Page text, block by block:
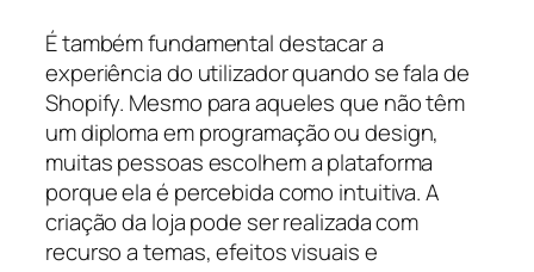
É também fundamental destacar a
experiência do utilizador quando se fala de
Shopify. Mesmo para aqueles que não têm
um diploma em programação ou design,
muitas pessoas escolhem a plataforma
porque ela é percebida como intuitiva. A
criação da loja pode ser realizada com
recurso a temas, efeitos visuais e